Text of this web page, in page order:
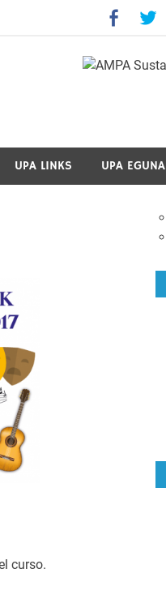
UPA LINKS UPA EGUNA
curso.